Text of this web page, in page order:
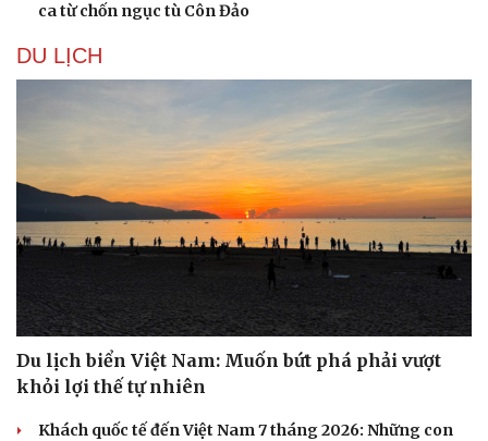
ca từ chốn ngục tù Côn Đảo
DU LỊCH
Du lịch biển Việt Nam: Muốn bứt phá phải vượt
khỏi lợi thế tự nhiên
Khách quốc tế đến Việt Nam 7 tháng 2026: Những con